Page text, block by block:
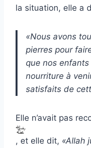
la situation, elle a
«Nous avons
pierres pour
que nos enfants
nourriture à
satisfaits de
Elle n’avait pas
, et elle dit, «Allah